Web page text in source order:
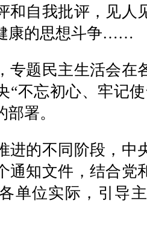
自我批评，见人
康的思想斗争……
题民主生活会在
“不忘初心、牢记
署。
的不同阶段，中
通知文件，结合党
单位实际，引导